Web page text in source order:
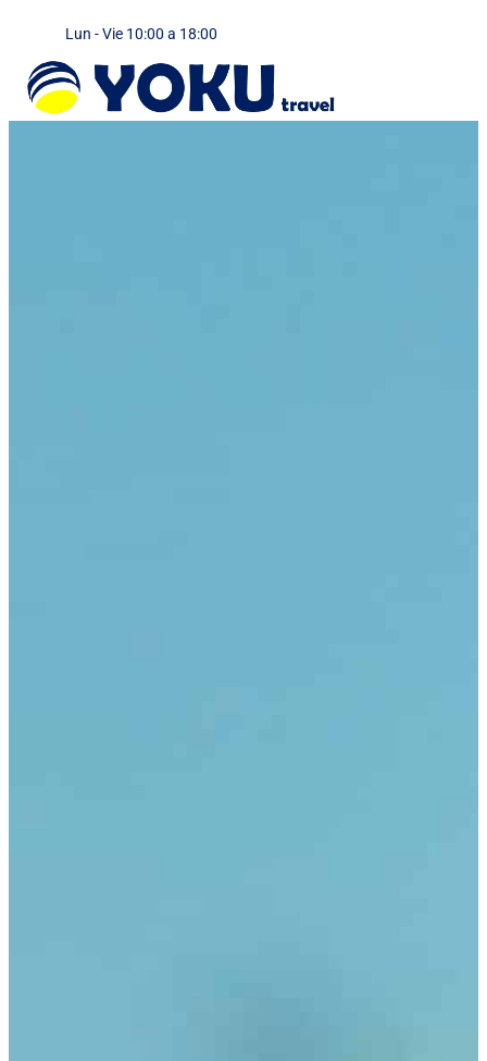
Lun - Vie 10:00 a 18:00